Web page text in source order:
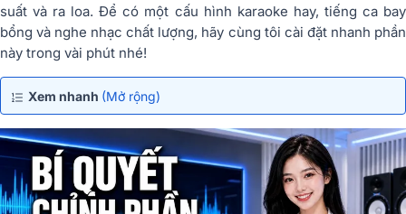
suất và ra loa. Để có một cấu hình karaoke hay, tiếng ca bay
bổng và nghe nhạc chất lượng, hãy cùng tôi cài đặt nhanh phần
này trong vài phút nhé!
Xem nhanh (Mở rộng)